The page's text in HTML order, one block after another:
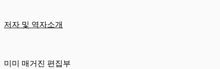
저자 및 역자소개
미미 매거진 편집부